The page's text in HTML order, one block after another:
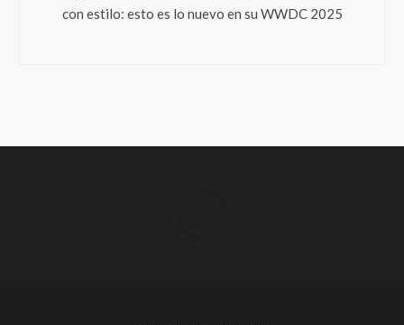
con estilo: esto es lo nuevo en su WWDC 2025